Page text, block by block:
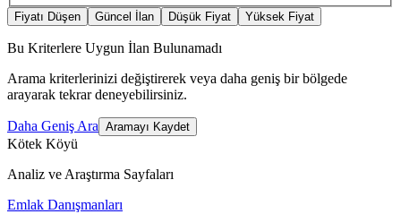
Fiyatı Düşen Güncel İlan Düşük Fiyat Yüksek Fiyat
Bu Kriterlere Uygun İlan Bulunamadı
Arama kriterlerinizi değiştirerek veya daha geniş bir bölgede
arayarak tekrar deneyebilirsiniz.
Daha Geniş Ara Aramayı Kaydet
Kötek Köyü
Analiz ve Araştırma Sayfaları
Emlak Danışmanları